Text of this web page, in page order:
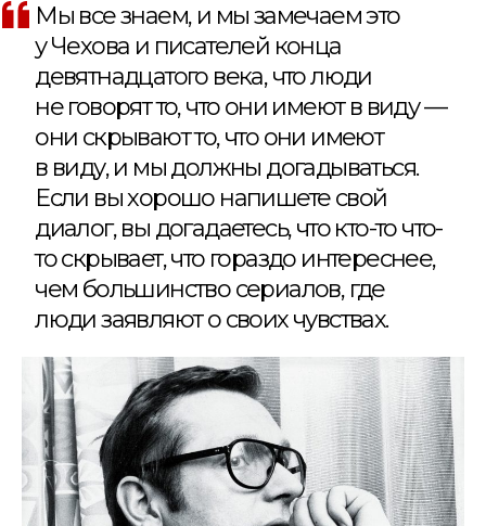
Мы все знаем, и мы замечаем это
у Чехова и писателей конца
девятнадцатого века, что люди
не говорят то, что они имеют в виду —
они скрывают то, что они имеют
в виду, и мы должны догадываться.
Если вы хорошо напишете свой
диалог, вы догадаетесь, что кто-то что-
то скрывает, что гораздо интереснее,
чем большинство сериалов, где
люди заявляют о своих чувствах.